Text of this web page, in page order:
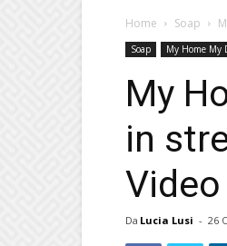
Home Soap
Soap My Home My
My
in
Da Lucia Lusi - 26